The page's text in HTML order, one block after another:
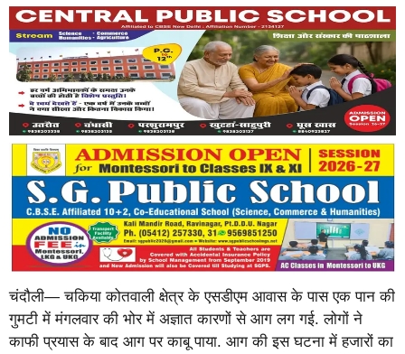
चंदौली— चकिया कोतवाली क्षेत्र के एसडीएम आवास के पास एक पान की
गुमटी में मंगलवार की भोर में अज्ञात कारणों से आग लग गई. लोगों ने
काफी प्रयास के बाद आग पर काबू पाया. आग की इस घटना में हजारों का